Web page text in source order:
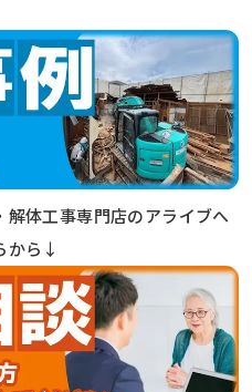
体工事専門店のアライブへ
から↓